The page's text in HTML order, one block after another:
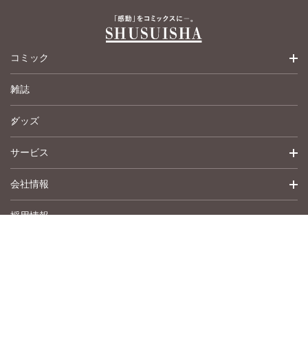
コミック
少女コミック
女性コミック
ペットコミック
青年コミック
英語版コミック
雑誌
グッズ
サービス
詳細検索
履歴
会社情報
トップメッセージ
採用情報